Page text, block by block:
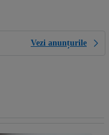
Vezi anunțurile